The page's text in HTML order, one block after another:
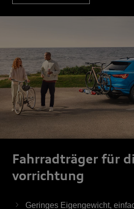
Fahrrad­träger für
vor­rich­tung
Geringes Eigengewicht,